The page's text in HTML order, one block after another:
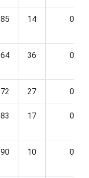
85 14 0
64 36 0
72 27 0
83 17 0
90 10 0